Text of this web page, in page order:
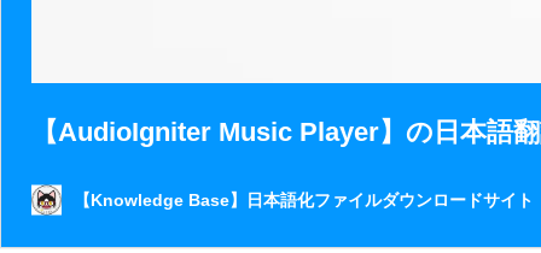
【AudioIgniter Music Player】の日本語
【Knowledge Base】日本語化ファイルダウンロードサイト